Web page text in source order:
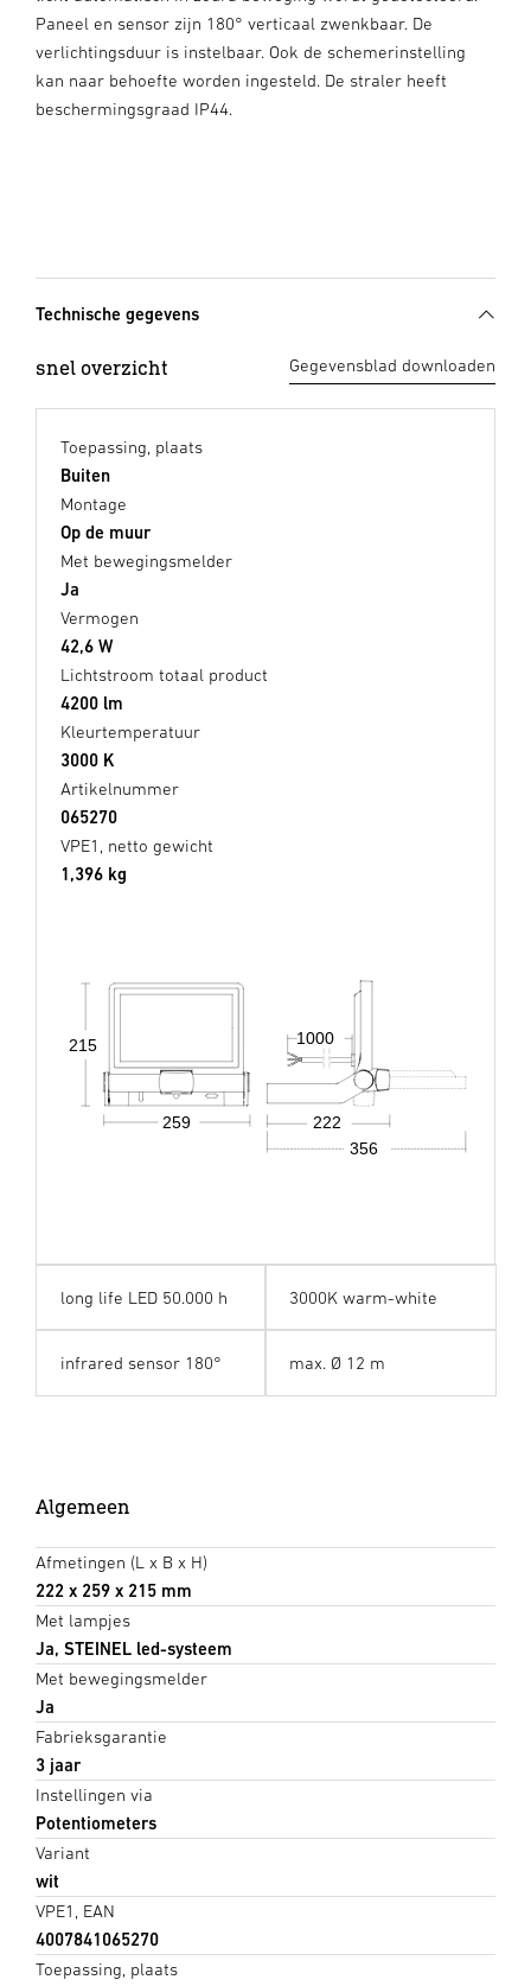
Paneel en sensor zijn 180° verticaal zwenkbaar. De
verlichtingsduur is instelbaar. Ook de schemerinstelling
kan naar behoefte worden ingesteld. De straler heeft
beschermingsgraad IP44.
Technische gegevens
snel overzicht Gegevensblad downloaden
Toepassing, plaats
Buiten
Montage
Op de muur
Met bewegingsmelder
Ja
Vermogen
42,6 W
Lichtstroom totaal product
4200 lm
Kleurtemperatuur
3000 K
Artikelnummer
065270
VPE1, netto gewicht
1,396 kg
259
1000
222
356
215
long life LED 50.000 h 3000K warm-white
infrared sensor 180° max. Ø 12 m
Algemeen
Afmetingen (L x B x H)
222 x 259 x 215 mm
Met lampjes
Ja, STEINEL led-systeem
Met bewegingsmelder
Ja
Fabrieksgarantie
3 jaar
Instellingen via
Potentiometers
Variant
wit
VPE1, EAN
4007841065270
Toepassing, plaats